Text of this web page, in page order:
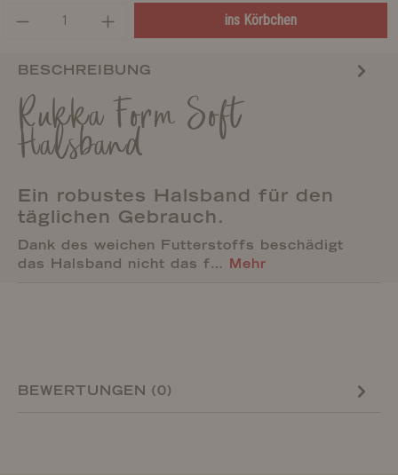
ins Körbchen
BESCHREIBUNG
Rukka Form Soft
Halsband
Ein robustes Halsband für den
täglichen Gebrauch.
Dank des weichen Futterstoffs beschädigt
das Halsband nicht das f… Mehr
BEWERTUNGEN (0)